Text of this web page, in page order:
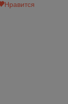
Нравится